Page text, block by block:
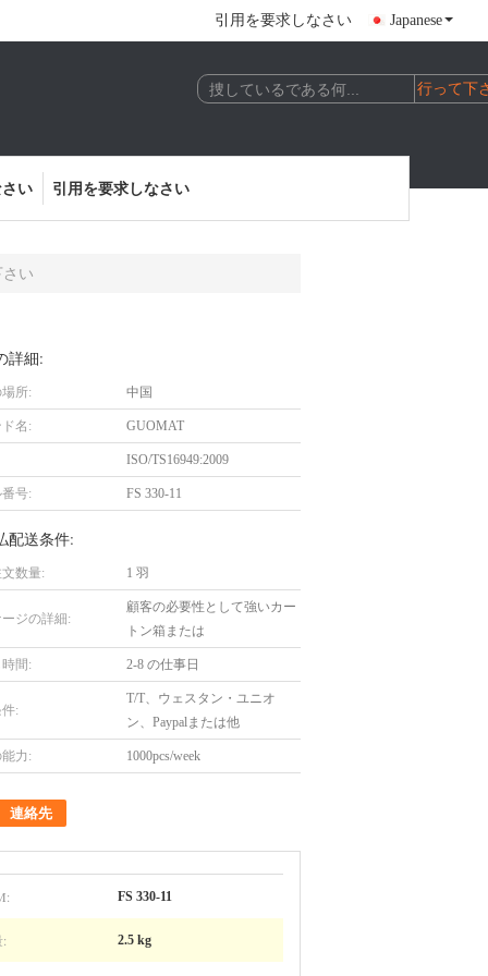
引用を要求しなさい Japanese
い 引用を要求しなさい
い
詳細:
所: 中国
名: GUOMAT
ISO/TS16949:2009
号: FS 330-11
配送条件:
数量: 1 羽
ジの詳細:
顧客の必要性として強いカー
トン箱または
間: 2-8 の仕事日
:
T/T、ウェスタン・ユニオ
ン、Paypalまたは他
力: 1000pcs/week
連絡先
FS 330-11
2.5 kg